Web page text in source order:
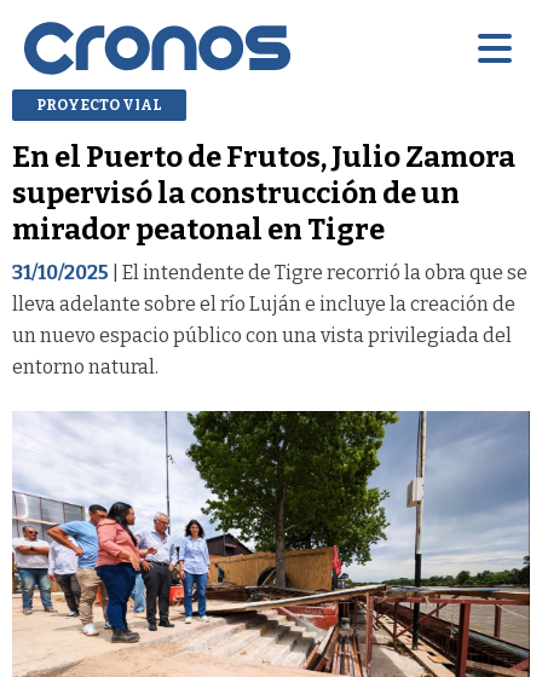
PROYECTO VIAL
En el Puerto de Frutos, Julio Zamora
supervisó la construcción de un
mirador peatonal en Tigre
31/10/2025 | El intendente de Tigre recorrió la obra que se
lleva adelante sobre el río Luján e incluye la creación de
un nuevo espacio público con una vista privilegiada del
entorno natural.